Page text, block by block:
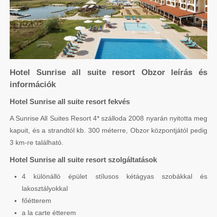
Hotel Sunrise all suite resort Obzor leírás és
információk
Hotel Sunrise all suite resort fekvés
A Sunrise All Suites Resort 4* szálloda 2008 nyarán nyitotta meg
kapuit, és a strandtól kb. 300 méterre, Obzor központjától pedig
3 km-re található.
Hotel Sunrise all suite resort szolgáltatások
4 különálló épület stílusos kétágyas szobákkal és
lakosztályokkal
főétterem
a la carte étterem